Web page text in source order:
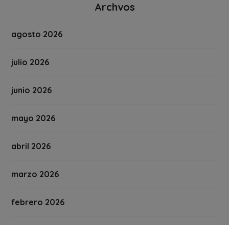
Archvos
agosto 2026
julio 2026
junio 2026
mayo 2026
abril 2026
marzo 2026
febrero 2026